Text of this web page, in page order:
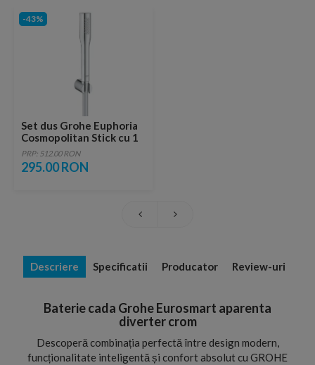
-43%
Set dus Grohe Euphoria
Cosmopolitan Stick cu 1
pulverizare si suport de
perete
PRP: 512.00 RON
295.00 RON
Descriere Specificatii Producator Review-uri
Baterie cada Grohe Eurosmart aparenta
diverter crom
Descoperă combinația perfectă între design modern,
funcționalitate inteligentă și confort absolut cu GROHE